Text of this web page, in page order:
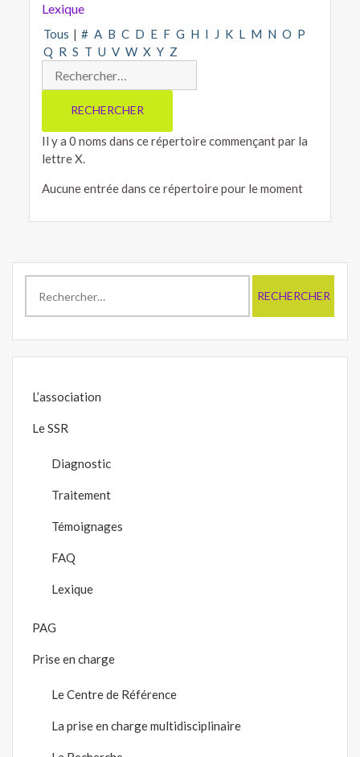
Lexique
Tous | # A B C D E F G H I J K L M N O P
Q R S T U V W X Y Z
Il y a 0 noms dans ce répertoire commençant par la
lettre X.
Aucune entrée dans ce répertoire pour le moment
L’association
Le SSR
Diagnostic
Traitement
Témoignages
FAQ
Lexique
PAG
Prise en charge
Le Centre de Référence
La prise en charge multidisciplinaire